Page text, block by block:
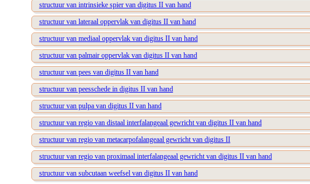
structuur van intrinsieke spier van digitus II van hand
structuur van lateraal oppervlak van digitus II van hand
structuur van mediaal oppervlak van digitus II van hand
structuur van palmair oppervlak van digitus II van hand
structuur van pees van digitus II van hand
structuur van peesschede in digitus II van hand
structuur van pulpa van digitus II van hand
structuur van regio van distaal interfalangeaal gewricht van digitus II van hand
structuur van regio van metacarpofalangeaal gewricht van digitus II
structuur van regio van proximaal interfalangeaal gewricht van digitus II van hand
structuur van subcutaan weefsel van digitus II van hand